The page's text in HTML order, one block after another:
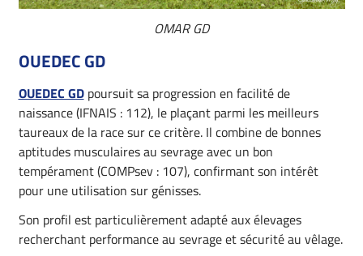
OMAR GD
OUEDEC GD
OUEDEC GDpoursuit sa progression en facilité de
naissance (IFNAIS : 112), le plaçant parmi les meilleurs
taureaux de la race sur ce critère. Il combine de bonnes
aptitudes musculaires au sevrage avec un bon
tempérament (COMPsev : 107), confirmant son intérêt
pour une utilisation sur génisses.
Son profil est particulièrement adapté aux élevages
recherchant performance au sevrage et sécurité au vêlage.